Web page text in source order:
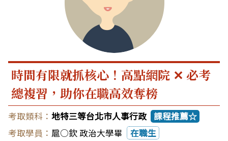
時間有限就抓核心！高點網院 ✕ 必考
總複習，助你在職高效奪榜
地特三等台北市人事行政 課程推薦☆
扈○欽 政治大學畢
在職生